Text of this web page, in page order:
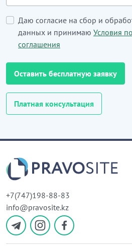
Даю согласие на сбор и
данных и принимаю Условия
соглашения
Оставить бесплатную заявку
Платная консультация
+7(747)198-88-83
info@pravosite.kz